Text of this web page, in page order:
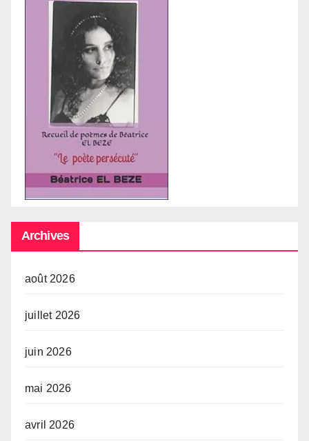
Archives
août 2026
juillet 2026
juin 2026
mai 2026
avril 2026